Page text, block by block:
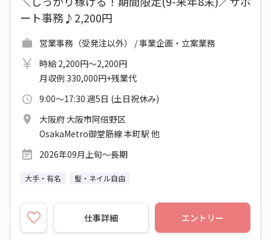
ート事務♪2,200円
営業事務（受発注以外） / 事業企画・立案業務
時給 2,200円～2,200円
月収例 330,000円+残業代
9:00～17:30 週5日 (土日祝休み)
大阪府 大阪市阿倍野区
OsakaMetro御堂筋線 本町駅 他
2026年09月上旬～長期
大手・有名 髪・ネイル自由
仕事詳細 エントリー